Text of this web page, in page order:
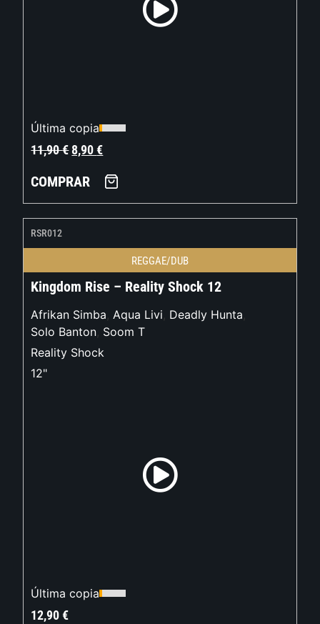
Última copia
11,90€ 8,90€
COMPRAR
RSR012
REGGAE/DUB
Kingdom Rise – Reality Shock 12
Afrikan Simba, Aqua Livi, Deadly Hunta,
Solo Banton, Soom T
Reality Shock
12"
Última copia
12,90€